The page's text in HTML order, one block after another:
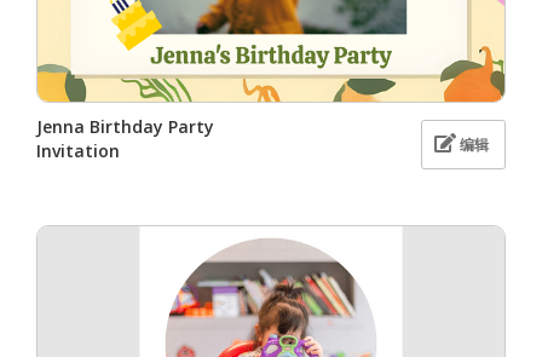
Jenna Birthday Party
Invitation
编辑